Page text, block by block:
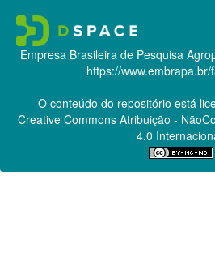
Empresa Brasileira de Pesquisa
https://www.embrapa.br/
O conteúdo do repositório está
Creative CommonsAtribuição -
4.0